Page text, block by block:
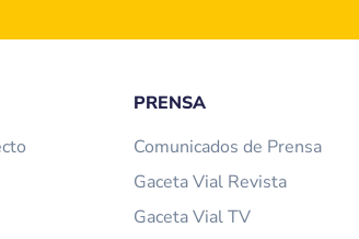
PRENSA
Comunicados de Prensa
Gaceta Vial Revista
Gaceta Vial TV